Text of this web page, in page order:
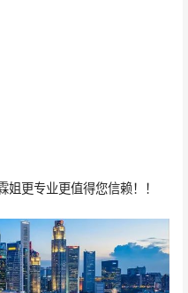
更专业更值得您信赖！！